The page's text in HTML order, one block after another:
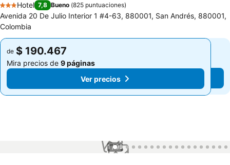
3 Estrellas
Hotel 7,8 Bueno (825 puntuaciones)
Avenida 20 De Julio Interior 1 #4-63, 880001, San Andrés, 880001,
Colombia
de $ 190.467
Mira precios de 9 páginas
Ver precios
de $ 190.467
Mira precios de 9 páginas
Ver precios
1 / 99